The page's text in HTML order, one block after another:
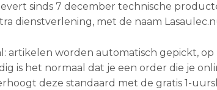
sinds 7 december technische
dienstverlening, met de naam
artikelen worden automatisch gepickt,
is het normaal dat je een order die je
deze standaard met de gratis 1-